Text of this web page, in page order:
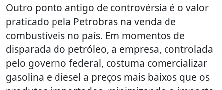
Outro ponto antigo de controvérsia é o valor
praticado pela Petrobras na venda de
combustíveis no país. Em momentos de
disparada do petróleo, a empresa, controlada
pelo governo federal, costuma comercializar
gasolina e diesel a preços mais baixos que os